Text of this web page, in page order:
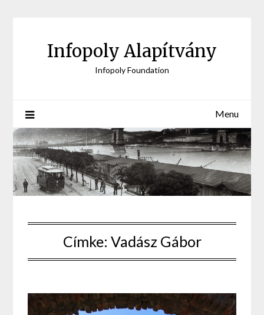
Infopoly Alapítvány
Infopoly Foundation
Menu
Címke: Vadász Gábor